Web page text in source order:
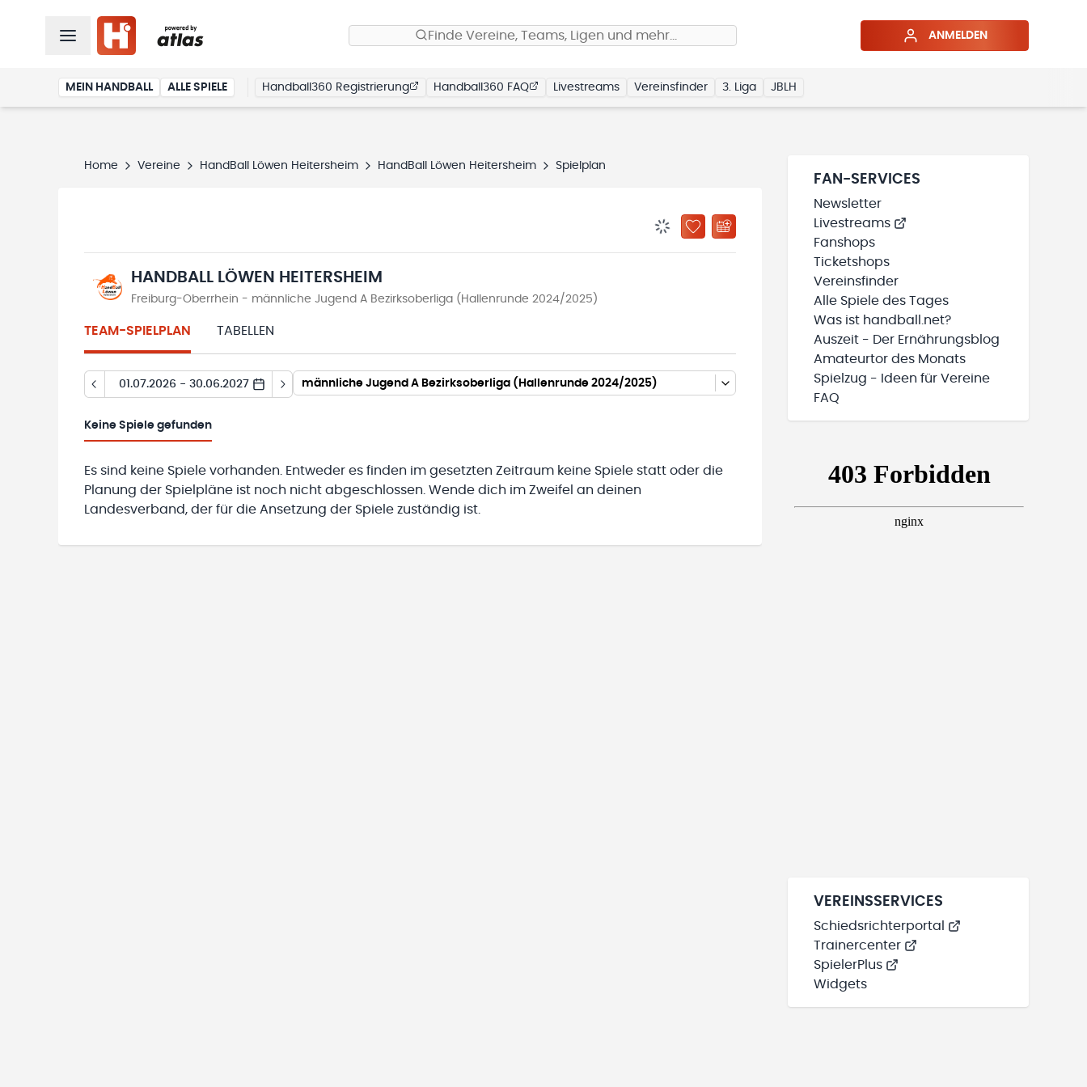
Finde Vereine, Teams, Ligen und mehr… ANMELDEN
MEIN HANDBALL ALLE SPIELE Handball360 Registrierung Handball360 FAQ Livestreams Vereinsfinder 3. Liga JBLH
Home Vereine HandBall Löwen Heitersheim HandBall Löwen Heitersheim Spielplan
BENACHRICHTIGUNGSSTATUS WIRD GELADEN
ZU „MEINE TEAMS“ HINZUFÜGEN
HANDBALL LÖWEN HEITERSHEIM
Freiburg-Oberrhein - männliche Jugend A Bezirksoberliga (Hallenrunde 2024/2025)
TEAM-SPIELPLAN TABELLEN
01.07.2026 - 30.06.2027 männliche Jugend A Bezirksoberliga (Hallenrunde 2024/2025)
Keine Spiele gefunden
Es sind keine Spiele vorhanden. Entweder es finden im gesetzten Zeitraum keine Spiele statt oder die
Planung der Spielpläne ist noch nicht abgeschlossen. Wende dich im Zweifel an deinen
Landesverband, der für die Ansetzung der Spiele zuständig ist.
FAN-SERVICES
Newsletter
Livestreams
Fanshops
Ticketshops
Vereinsfinder
Alle Spiele des Tages
Was ist handball.net?
Auszeit - Der Ernährungsblog
Amateurtor des Monats
Spielzug - Ideen für Vereine
FAQ
VEREINSSERVICES
Schiedsrichterportal
Trainercenter
SpielerPlus
Widgets